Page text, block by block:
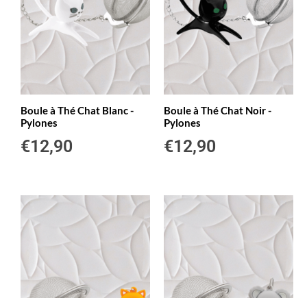
Boule à Thé Chat Blanc -
Pylones
€12,90
Boule à Thé Chat Noir -
Pylones
€12,90